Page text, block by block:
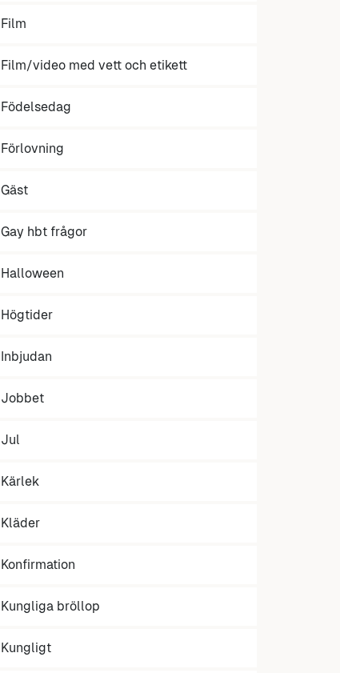
Film
Film/video med vett och etikett
Födelsedag
Förlovning
Gäst
Gay hbt frågor
Halloween
Högtider
Inbjudan
Jobbet
Jul
Kärlek
Kläder
Konfirmation
Kungliga bröllop
Kungligt